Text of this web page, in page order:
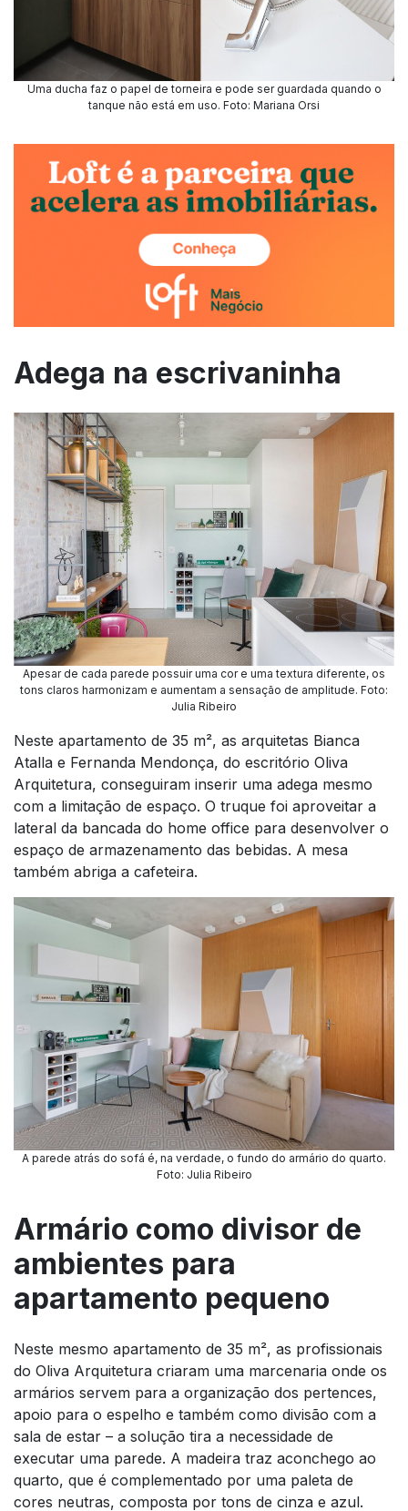
Uma ducha faz o papel de torneira e pode ser guardada quando o
tanque não está em uso. Foto: Mariana Orsi
Adega na escrivaninha
Apesar de cada parede possuir uma cor e uma textura diferente, os
tons claros harmonizam e aumentam a sensação de amplitude. Foto:
Julia Ribeiro
Neste apartamento de 35 m², as arquitetas Bianca
Atalla e Fernanda Mendonça, do escritório Oliva
Arquitetura, conseguiram inserir uma adega mesmo
com a limitação de espaço. O truque foi aproveitar a
lateral da bancada do home office para desenvolver o
espaço de armazenamento das bebidas. A mesa
também abriga a cafeteira.
A parede atrás do sofá é, na verdade, o fundo do armário do quarto.
Foto: Julia Ribeiro
Armário como divisor de
ambientes para
apartamento pequeno
Neste mesmo apartamento de 35 m², as profissionais
do Oliva Arquitetura criaram uma marcenaria onde os
armários servem para a organização dos pertences,
apoio para o espelho e também como divisão com a
sala de estar – a solução tira a necessidade de
executar uma parede. A madeira traz aconchego ao
quarto, que é complementado por uma paleta de
cores neutras, composta por tons de cinza e azul.